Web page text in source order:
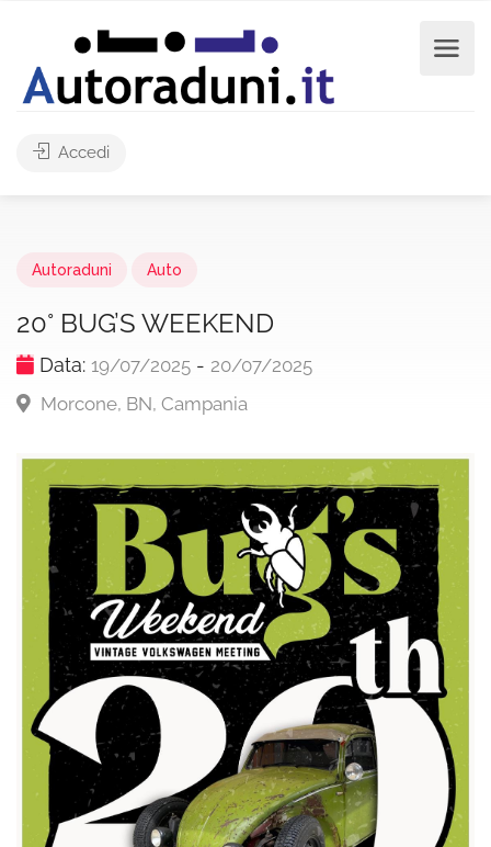
Accedi
Autoraduni Auto
20° BUG’S WEEKEND
Data: 19/07/2025 - 20/07/2025
Morcone, BN, Campania